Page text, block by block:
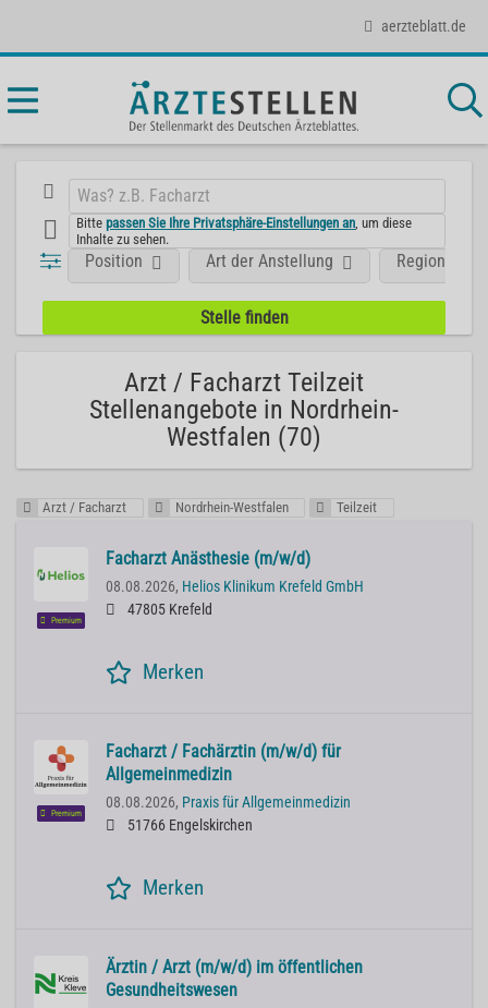
aerzteblatt.de
Bittepassen Sie Ihre Privatsphäre-Einstellungen an , um diese
Inhalte zu sehen.
Position Art der Anstellung Region
Arzt / Facharzt Teilzeit
Stellenangebote in Nordrhein-
Westfalen (70)
Arzt / Facharzt Nordrhein-Westfalen Teilzeit
Premium
Facharzt Anästhesie (m/w/d)
08.08.2026, Helios Klinikum Krefeld GmbH
47805 Krefeld
Merken
Premium
Facharzt / Fachärztin (m/w/d) für
Allgemeinmedizin
08.08.2026, Praxis für Allgemeinmedizin
51766 Engelskirchen
Merken
Ärztin / Arzt (m/w/d) im öffentlichen
Gesundheitswesen